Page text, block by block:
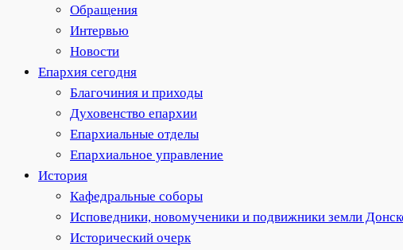
Обращения
Интервью
Новости
Епархия сегодня
Благочиния и приходы
Духовенство епархии
Епархиальные отделы
Епархиальное управление
История
Кафедральные соборы
Исповедники, новомученики и подвижники земли
Исторический очерк